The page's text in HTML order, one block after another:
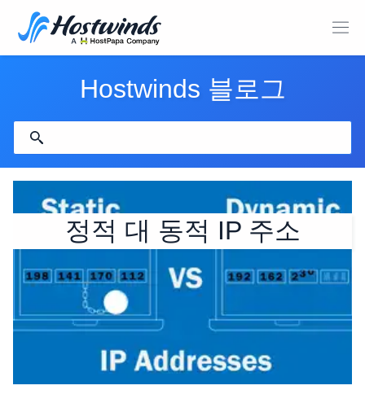
Hostwinds 블로그
정적 대 동적 IP 주소